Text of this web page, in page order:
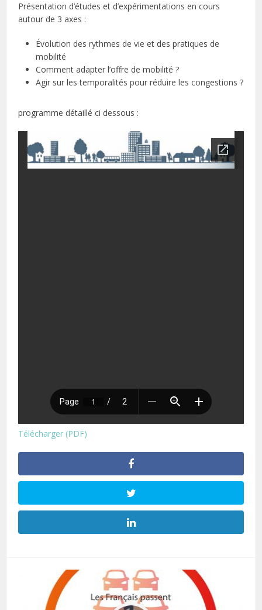
Présentation d’études et d’expérimentations en cours
autour de 3 axes :
Évolution des rythmes de vie et des pratiques de
mobilité
Comment adapter l’offre de mobilité ?
Agir sur les temporalités pour réduire les congestions ?
programme détaillé ci dessous :
Télécharger (PDF)